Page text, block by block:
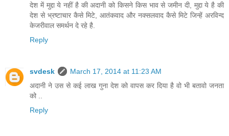
देश में मुद्दा ये नहीं है की अदानी को किसने किस भाव से जमीन दी, मुद्दा ये है की
देश से भ्रष्टाचार कैसे मिटे, आतंकवाद और नक्सलवाद कैसे मिटे जिन्हें अरविन्द
केजरीवाल समर्थन दे रहे है.
Reply
svdesk
March 17, 2014 at 11:23 AM
अदानी ने उस से कई लाख गुना देश को वापस कर दिया है वो भी बतावो जनता
को ..
Reply